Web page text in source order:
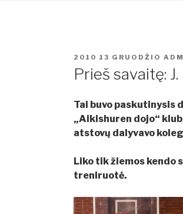
PASKELBTA
2010 13 GRUODŽIO
Prieš savaitę:
Tai buvo paskutinysis
„Aikishuren dojo“
atstovų dalyvavo
Liko tik žiemos kendo
treniruotė.